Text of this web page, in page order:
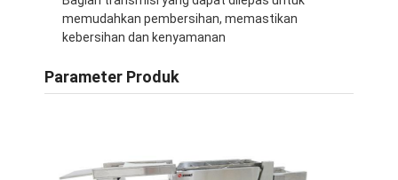
memudahkan pembersihan, memastikan
kebersihan dan kenyamanan
Parameter Produk